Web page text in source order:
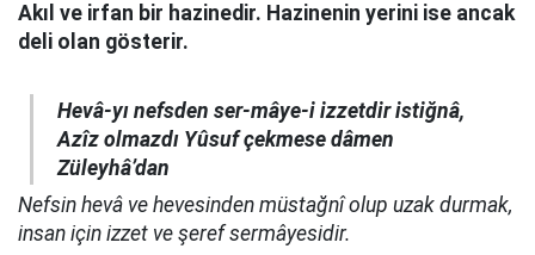
Akıl ve irfan bir hazinedir. Hazinenin yerini ise ancak
deli olan gösterir.
Hevâ-yı nefsden ser-mâye-i izzetdir istiğnâ,
Azîz olmazdı Yûsuf çekmese dâmen
Züleyhâ’dan
Nefsin hevâ ve hevesinden müstağnî olup uzak durmak,
insan için izzet ve şeref sermâyesidir.